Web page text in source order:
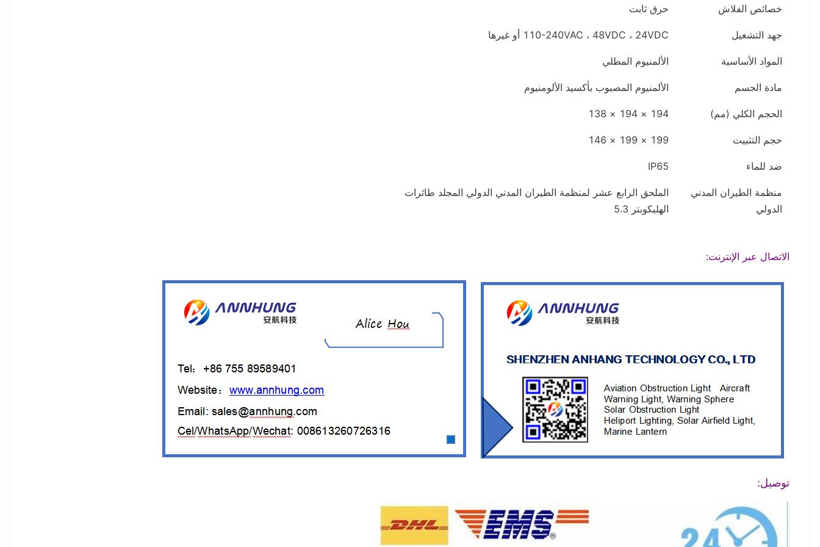
خصائص الفلاش حرق ثابت
جهد التشغيل 110-240VAC ، 48VDC ، 24VDC أو غيرها
المواد الأساسية الألمنيوم المطلي
مادة الجسم الألمنيوم المصبوب بأكسيد الألومنيوم
الحجم الكلي (مم) 194 × 194 × 138
حجم التثبيت 199 × 199 × 146
ضد للماء IP65
منظمة الطيران المدني
الدولي
الملحق الرابع عشر لمنظمة الطيران المدني الدولي المجلد طائرات
الهليكوبتر 5.3
الاتصال عبر الإنترنت:
توصيل: